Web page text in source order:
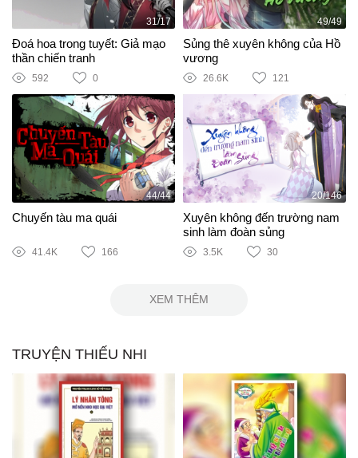
31/17
Đoá hoa trong tuyết: Giả mạo
thần chiến tranh
592 0
49/49
Sủng thê xuyên không của Hồ
vương
26.6K 121
44/44
Chuyến tàu ma quái
41.4K 166
20/146
Xuyên không đến trường nam
sinh làm đoàn sủng
3.5K 30
XEM THÊM
TRUYỆN THIẾU NHI